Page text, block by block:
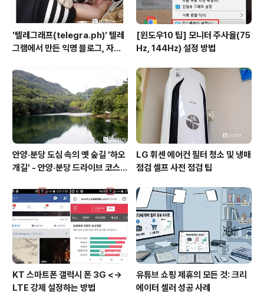
'텔레그래프(telegra.ph)' 텔레
그램에서 만든 익명 블로그, 자유
[윈도우10 팁] 모니터 주사율(75
Hz, 144Hz) 설정 방법
안양·분당 도심 속의 옛 숲길 '하오
개길' - 안양·분당 드라이브 코스
LG 휘센 에어컨 필터 청소 및 냉매
점검 셀프 사전 점검 팁
KT 스마트폰 갤럭시 폰 3G <->
LTE 강제 설정하는 방법
유튜브 쇼핑 제휴의 모든 것: 크리
에이터 셀러 성공 사례